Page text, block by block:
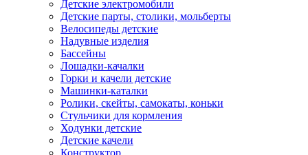
Детские электромобили
Детские парты, столики, мольберты
Велосипеды детские
Надувные изделия
Бассейны
Лошадки-качалки
Горки и качели детские
Машинки-каталки
Ролики, скейты, самокаты, коньки
Стульчики для кормления
Ходунки детские
Детские качели
Конструктор